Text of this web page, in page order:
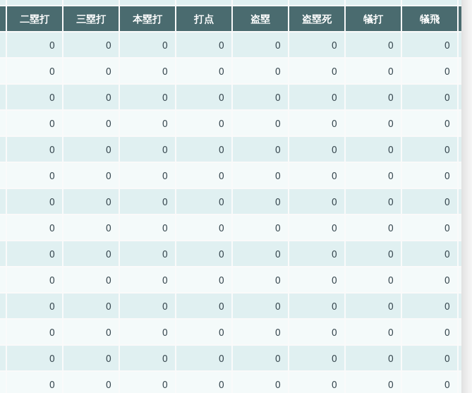
二塁打 三塁打 本塁打 打点 盗塁 盗塁死 犠打
犠飛
0 0 0 0 0 0 0
0
0 0 0 0 0 0 0
0
0 0 0 0 0 0 0
0
0 0 0 0 0 0 0
0
0 0 0 0 0 0 0
0
0 0 0 0 0 0 0
0
0 0 0 0 0 0 0
0
0 0 0 0 0 0 0
0
0 0 0 0 0 0 0
0
0 0 0 0 0 0 0
0
0 0 0 0 0 0 0
0
0 0 0 0 0 0 0
0
0 0 0 0 0 0 0
0
0 0 0 0 0 0 0
0